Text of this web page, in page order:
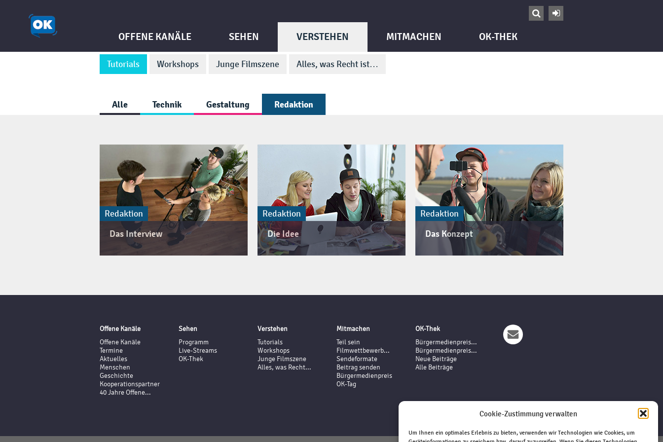
Cookie-Zustimmung verwalten
Um Ihnen ein optimales Erlebnis zu bieten, verwenden wir Technologien wie Cookies, um


OFFENE KANÄLE SEHEN VERSTEHEN
Tutorials Workshops Junge Filmszene Alles, was Recht ist…
MITMACHEN OK-THEK
Alle Technik Gestaltung Redaktion
Redaktion
Das Interview
Redaktion
Die Idee
Redaktion
Das Konzept
Offene Kanäle
Offene Kanäle
Termine
Aktuelles
Menschen
Geschichte
Kooperationspartner
40 Jahre Offene...
Sehen
Programm
Live-Streams
OK-Thek
Verstehen
Tutorials
Workshops
Junge Filmszene
Alles, was Recht...
Mitmachen
Teil sein
Filmwettbewerb...
Sendeformate
Beitrag senden
Bürgermedienpreis
OK-Tag
OK-Thek
Bürgermedienpreis...
Bürgermedienpreis...
Neue Beiträge
Alle Beiträge